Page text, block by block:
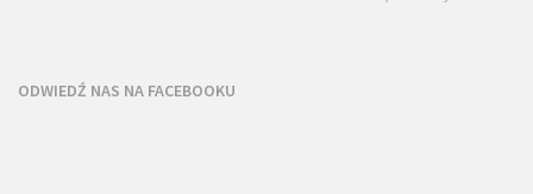
ODWIEDŹ NAS NA FACEBOOKU